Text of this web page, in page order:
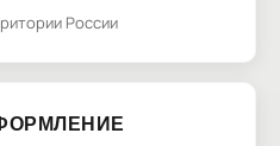
России